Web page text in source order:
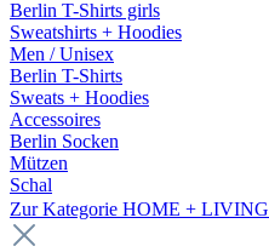
Berlin T-Shirts girls
Sweatshirts + Hoodies
Men / Unisex
Berlin T-Shirts
Sweats + Hoodies
Accessoires
Berlin Socken
Mützen
Schal
Zur Kategorie HOME + LIVING